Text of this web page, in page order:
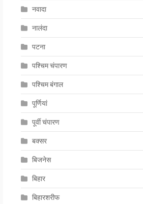
नवादा
नालंदा
पटना
पश्चिम चंपारण
पश्चिम बंगाल
पूर्णियां
पूर्वी चंपारण
बक्सर
बिजनेस
बिहार
बिहारशरीफ